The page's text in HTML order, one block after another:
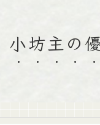
小坊主の